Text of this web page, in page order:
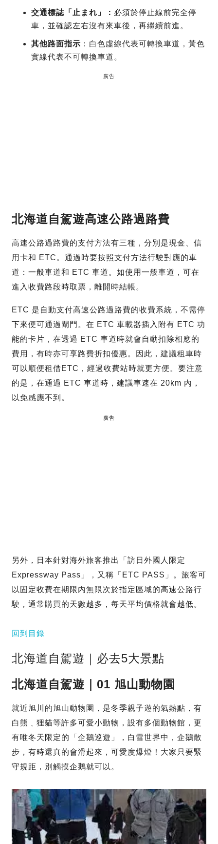
交通標誌「止まれ」： 必須於停止線前完全停
車，並確認左右沒有來車後，再繼續前進。
其他路面指示 ：白色虛線代表可轉換車道，黃色
實線代表不可轉換車道。
廣告
北海道自駕遊高速公路過路費
高速公路過路費的支付方法有三種，分別是現金、信
用卡和 ETC。通過時要按照支付方法行駛對應的車
道：一般車道和 ETC 車道。如使用一般車道，可在
進入收費路段時取票，離開時結帳。
ETC 是自動支付高速公路過路費的收費系統，不需停
下來便可通過閘門。在 ETC 車載器插入附有 ETC 功
能的卡片，在透過 ETC 車道時就會自動扣除相應的
費用，有時亦可享路費折扣優惠。因此，建議租車時
可以順便租借ETC，經過收費站時就更方便。要注意
的是，在通過 ETC 車道時，建議車速在 20km 內，
以免感應不到。
廣告
另外，日本針對海外旅客推出「訪日外國人限定
Expressway Pass」，又稱「ETC PASS」。旅客可
以固定收費在期限內無限次於指定區域的高速公路行
駛，通常購買的天數越多，每天平均價格就會越低。
回到目錄
北海道自駕遊｜必去5大景點
北海道自駕遊｜01 旭山動物園
就近旭川的旭山動物園，是冬季親子遊的氣熱點，有
白熊﹑狸貓等許多可愛小動物，設有多個動物館，更
有唯冬天限定的「企鵝巡遊」，白雪世界中，企鵝散
步，有時還真的會滑起來，可愛度爆燈！大家只要緊
守規距，別觸摸企鵝就可以。